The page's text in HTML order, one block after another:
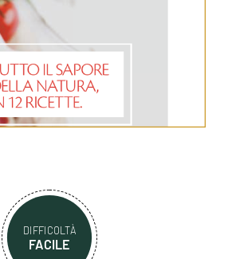
DIFFICOLTÀ
FACILE